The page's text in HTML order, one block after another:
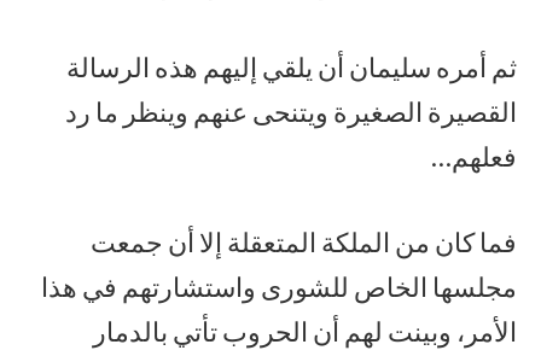
ثم أمره سليمان أن يلقي إليهم هذه الرسالة
القصيرة الصغيرة ويتنحى عنهم وينظر ما رد
فعلهم…
فما كان من الملكة المتعقلة إلا أن جمعت
مجلسها الخاص للشورى واستشارتهم في هذا
الأمر، وبينت لهم أن الحروب تأتي بالدمار